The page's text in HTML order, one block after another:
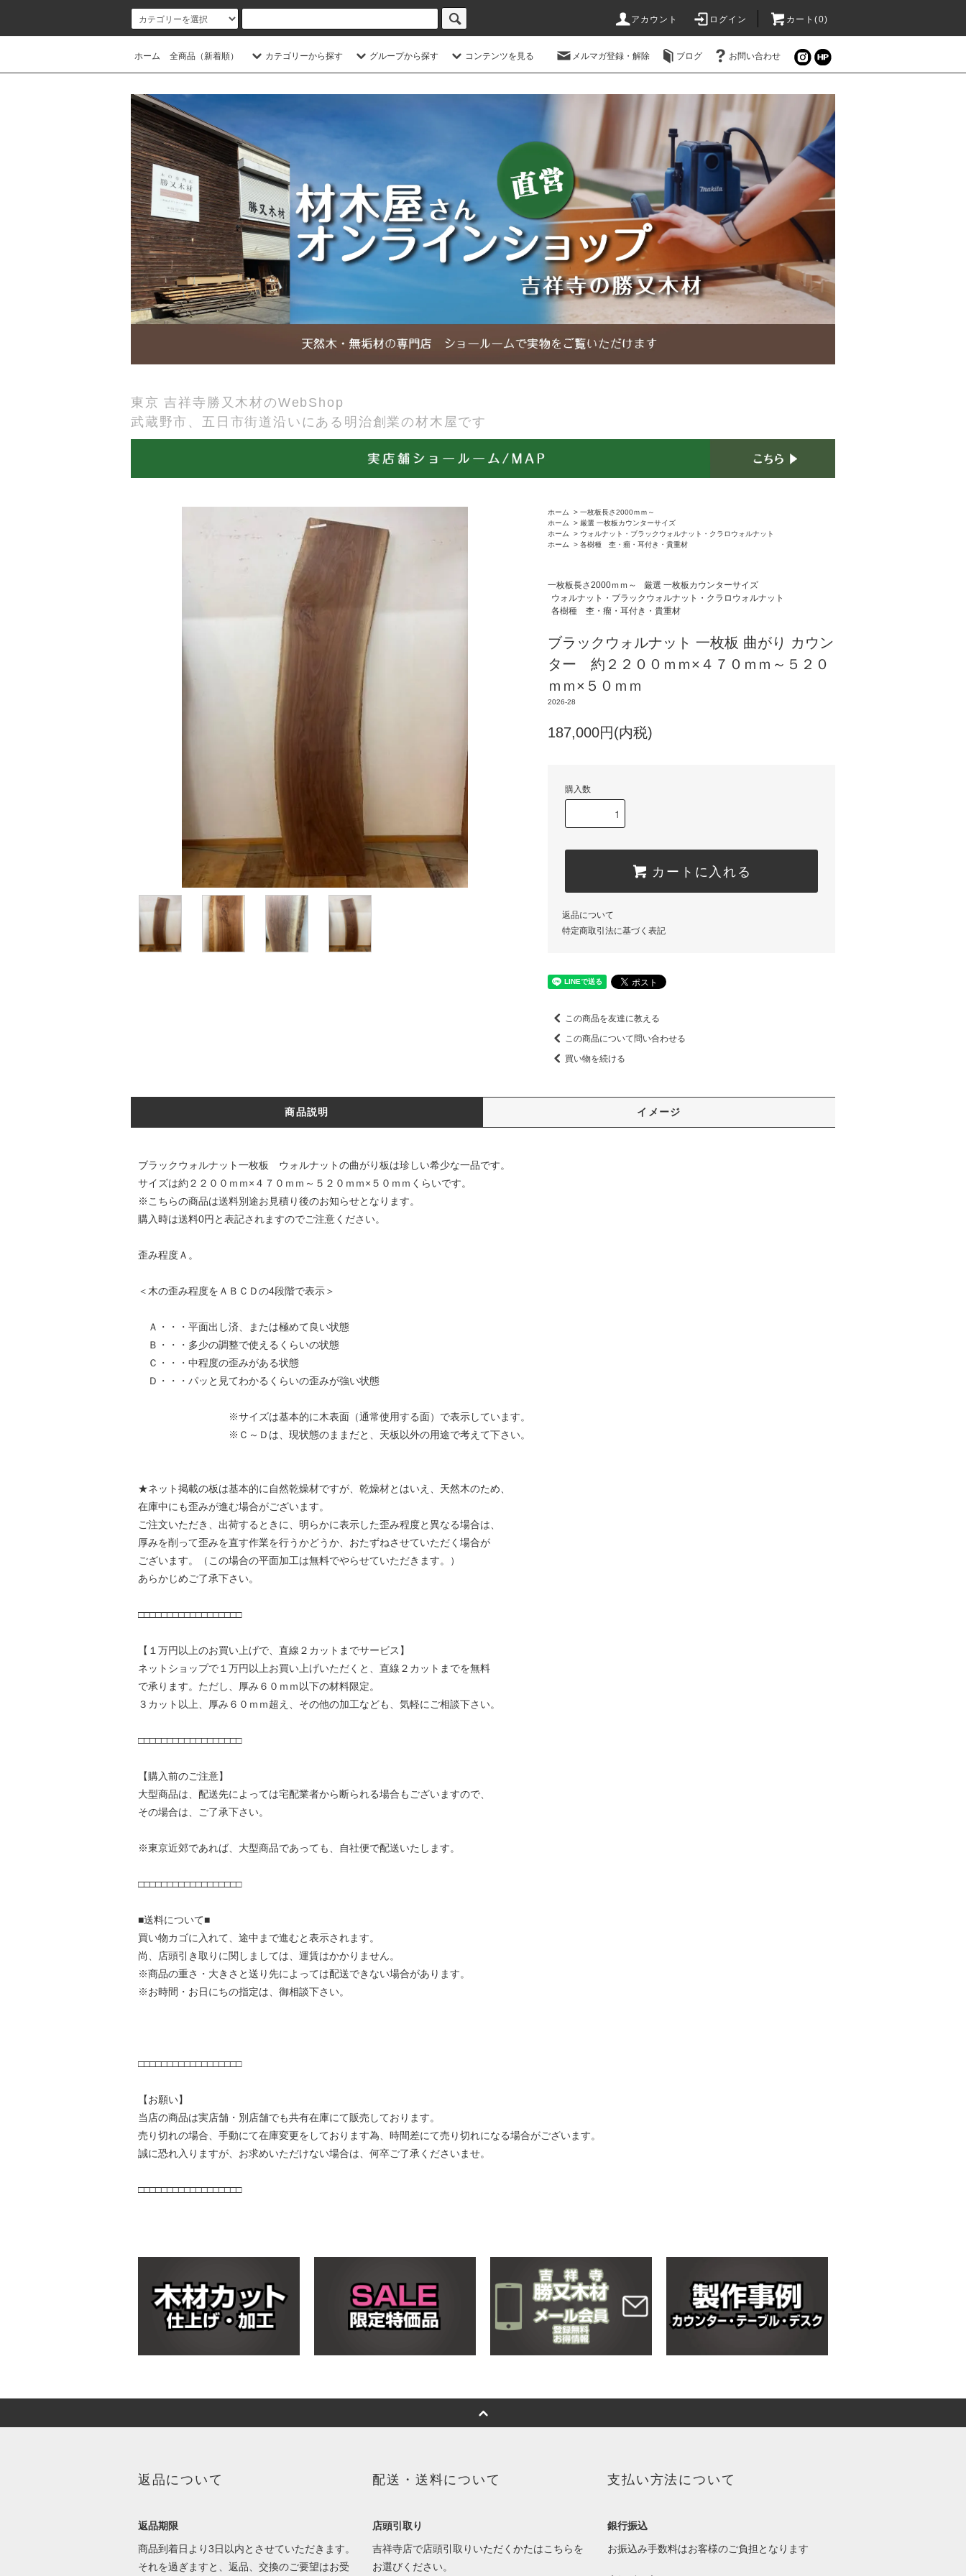
アカウント ログイン カート(0)
ホーム 全商品（新着順） カテゴリーから探す グループから探す コンテンツを見る メルマガ登録・解除 ブログ お問い合わせ
東京 吉祥寺勝又木材のWebShop
武蔵野市、五日市街道沿いにある明治創業の材木屋です
ホーム > 一枚板長さ2000ｍｍ～
ホーム
> 厳選 一枚板カウンターサイズ
ホーム
> ウォルナット・ブラックウォルナット・クラロウォルナット
ホーム
> 各樹種 杢・瘤・耳付き・貴重材
一枚板長さ2000ｍｍ～
厳選 一枚板カウンターサイズ
ウォルナット・ブラックウォルナット・クラロウォルナット
各樹種 杢・瘤・耳付き・貴重材
ブラックウォルナット 一枚板 曲がり カウン
ター 約２２００ｍｍ×４７０ｍｍ～５２０
ｍｍ×５０ｍｍ
2026-28
187,000円(内税)
購入数
カートに入れる
返品について
特定商取引法に基づく表記
この商品を友達に教える
この商品について問い合わせる
買い物を続ける
商品説明 イメージ
ブラックウォルナット一枚板 ウォルナットの曲がり板は珍しい希少な一品です。
サイズは約２２００ｍｍ×４７０ｍｍ～５２０ｍｍ×５０ｍｍくらいです。
※こちらの商品は送料別途お見積り後のお知らせとなります。
購入時は送料0円と表記されますのでご注意ください。
歪み程度Ａ。
＜木の歪み程度をＡＢＣＤの4段階で表示＞
Ａ・・・平面出し済、または極めて良い状態
Ｂ・・・多少の調整で使えるくらいの状態
Ｃ・・・中程度の歪みがある状態
Ｄ・・・パッと見てわかるくらいの歪みが強い状態
※サイズは基本的に木表面（通常使用する面）で表示しています。
※Ｃ～Ｄは、現状態のままだと、天板以外の用途で考えて下さい。
★ネット掲載の板は基本的に自然乾燥材ですが、乾燥材とはいえ、天然木のため、
在庫中にも歪みが進む場合がございます。
ご注文いただき、出荷するときに、明らかに表示した歪み程度と異なる場合は、
厚みを削って歪みを直す作業を行うかどうか、おたずねさせていただく場合が
ございます。（この場合の平面加工は無料でやらせていただきます。）
あらかじめご了承下さい。
□□□□□□□□□□□□□□□□□□
【１万円以上のお買い上げで、直線２カットまでサービス】
ネットショップで１万円以上お買い上げいただくと、直線２カットまでを無料
で承ります。ただし、厚み６０ｍｍ以下の材料限定。
３カット以上、厚み６０ｍｍ超え、その他の加工なども、気軽にご相談下さい。
□□□□□□□□□□□□□□□□□□
【購入前のご注意】
大型商品は、配送先によっては宅配業者から断られる場合もございますので、
その場合は、ご了承下さい。
※東京近郊であれば、大型商品であっても、自社便で配送いたします。
□□□□□□□□□□□□□□□□□□
■送料について■
買い物カゴに入れて、途中まで進むと表示されます。
尚、店頭引き取りに関しましては、運賃はかかりません。
※商品の重さ・大きさと送り先によっては配送できない場合があります。
※お時間・お日にちの指定は、御相談下さい。
□□□□□□□□□□□□□□□□□□
【お願い】
当店の商品は実店舗・別店舗でも共有在庫にて販売しております。
売り切れの場合、手動にて在庫変更をしております為、時間差にて売り切れになる場合がございます。
誠に恐れ入りますが、お求めいただけない場合は、何卒ご了承くださいませ。
□□□□□□□□□□□□□□□□□□
返品について
返品期限
商品到着日より3日以内とさせていただきます。
それを過ぎますと、返品、交換のご要望はお受
配送・送料について
店頭引取り
吉祥寺店で店頭引取りいただくかたはこちらを
お選びください。
支払い方法について
銀行振込
お振込み手数料はお客様のご負担となります